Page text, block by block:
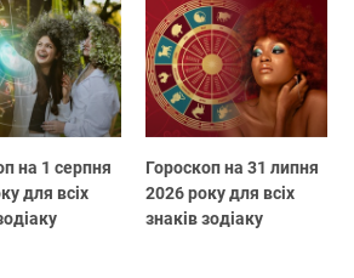
на 1 серпня
для всіх
Гороскоп на 31 липня
2026 року для всіх
знаків зодіаку